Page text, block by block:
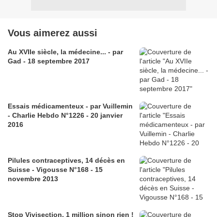
Vous aimerez aussi
Au XVIIe siècle, la médecine... - par
Gad - 18 septembre 2017
Essais médicamenteux - par Vuillemin
- Charlie Hebdo N°1226 - 20 janvier
2016
Pilules contraceptives, 14 décès en
Suisse - Vigousse N°168 - 15
novembre 2013
Stop Vivisection, 1 million sinon rien !